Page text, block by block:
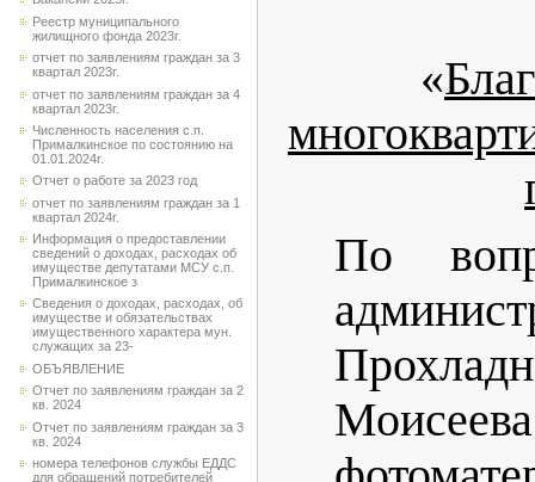
Реестр муниципального
жилищного фонда 2023г.
отчет по заявлениям граждан за 3
квартал 2023г.
отчет по заявлениям граждан за 4
квартал 2023г.
Численность населения с.п.
Прималкинское по состоянию на
01.01.2024г.
Отчет о работе за 2023 год
отчет по заявлениям граждан за 1
квартал 2024г.
Информация о предоставлении
сведений о доходах, расходах об
имуществе депутатами МСУ с.п.
Прималкинское з
Сведения о доходах, расходах, об
имуществе и обязательствах
имущественного характера мун.
служащих за 23-
ОБЪЯВЛЕНИЕ
Отчет по заявлениям граждан за 2
кв. 2024
Отчет по заявлениям граждан за 3
кв. 2024
номера телефонов службы ЕДДС
для обращений потребителей
«
По